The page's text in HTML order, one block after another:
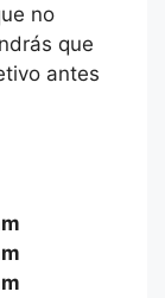
no
que
antes